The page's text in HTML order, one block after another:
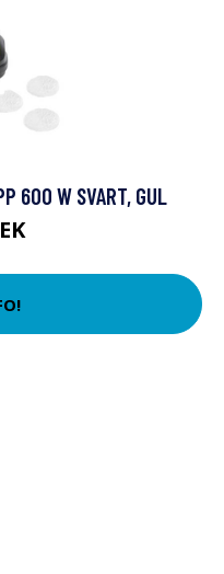
600 W SVART, GUL